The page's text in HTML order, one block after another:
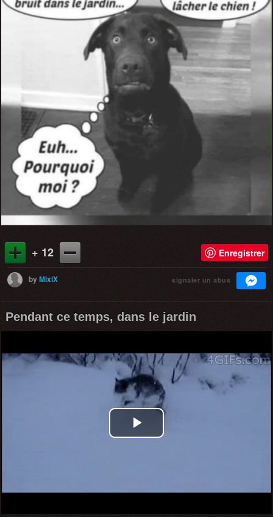
+ 12 Enregistrer
byMixiX signaler un abus
Pendant ce temps, dans le jardin
Play